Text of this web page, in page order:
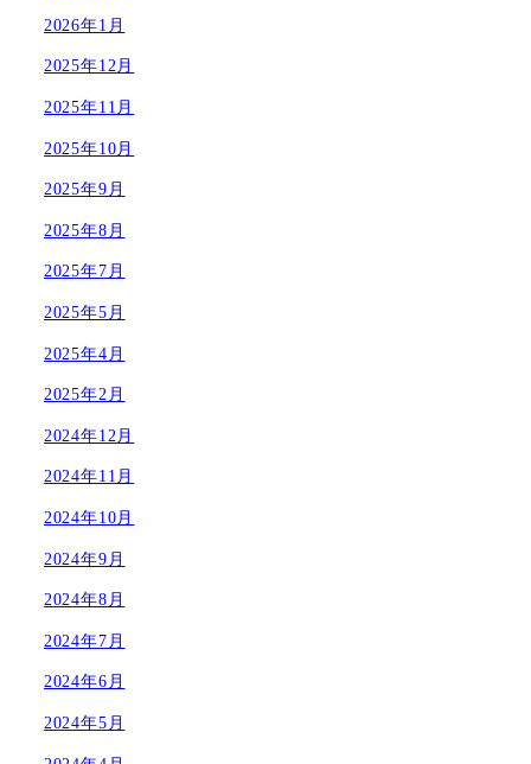
2026年1月
2025年12月
2025年11月
2025年10月
2025年9月
2025年8月
2025年7月
2025年5月
2025年4月
2025年2月
2024年12月
2024年11月
2024年10月
2024年9月
2024年8月
2024年7月
2024年6月
2024年5月